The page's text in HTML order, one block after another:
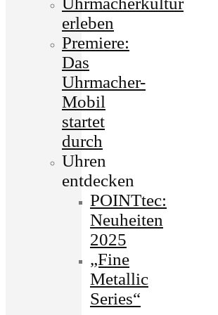
erleben
Premiere:
Das
Uhrmacher-
Mobil
startet
durch
Uhren
entdecken
POINTtec:
Neuheiten
2025
„Fine
Metallic
Series“